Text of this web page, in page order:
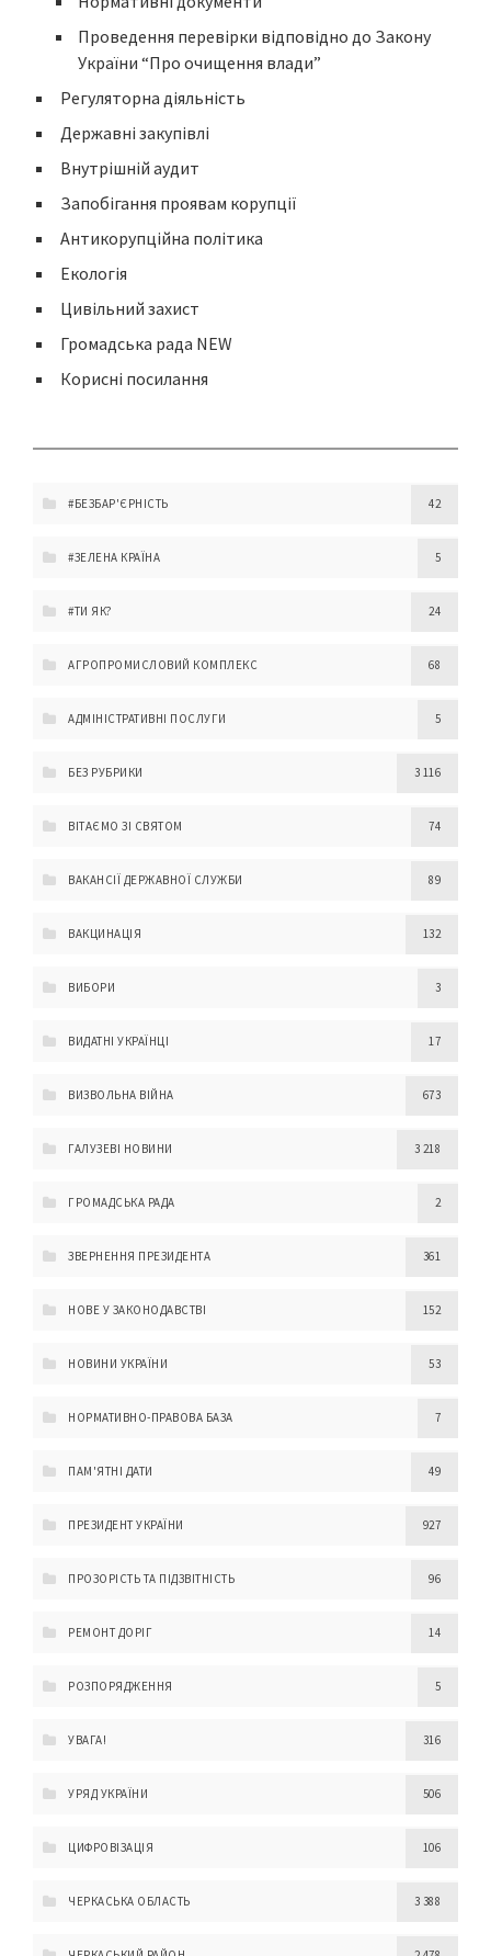
Проведення перевірки відповідно до Закону
України “Про очищення влади”
Регуляторна діяльність
Державні закупівлі
Внутрішній аудит
Запобігання проявам корупції
Антикорупційна політика
Екологія
Цивільний захист
Громадська рада NEW
Корисні посилання
#БЕЗБАР'ЄРНІСТЬ 42
#ЗЕЛЕНА КРАЇНА 5
#ТИ ЯК? 24
АГРОПРОМИСЛОВИЙ КОМПЛЕКС 68
АДМІНІСТРАТИВНІ ПОСЛУГИ 5
БЕЗ РУБРИКИ 3 116
ВІТАЄМО ЗІ СВЯТОМ 74
ВАКАНСІЇ ДЕРЖАВНОЇ СЛУЖБИ 89
ВАКЦИНАЦІЯ 132
ВИБОРИ 3
ВИДАТНІ УКРАЇНЦІ 17
ВИЗВОЛЬНА ВІЙНА 673
ГАЛУЗЕВІ НОВИНИ 3 218
ГРОМАДСЬКА РАДА 2
ЗВЕРНЕННЯ ПРЕЗИДЕНТА 361
НОВЕ У ЗАКОНОДАВСТВІ 152
НОВИНИ УКРАЇНИ 53
НОРМАТИВНО-ПРАВОВА БАЗА 7
ПАМ'ЯТНІ ДАТИ 49
ПРЕЗИДЕНТ УКРАЇНИ 927
ПРОЗОРІСТЬ ТА ПІДЗВІТНІСТЬ 96
РЕМОНТ ДОРІГ 14
РОЗПОРЯДЖЕННЯ 5
УВАГА! 316
УРЯД УКРАЇНИ 506
ЦИФРОВІЗАЦІЯ 106
ЧЕРКАСЬКА ОБЛАСТЬ 3 388